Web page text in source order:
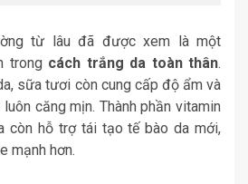
từ lâu đã được xem là một
trong cách trắng da toàn thân.
sữa tươi còn cung cấp độ ẩm và
căng mịn. Thành phần vitamin
còn hỗ trợ tái tạo tế bào da mới,
mạnh hơn.